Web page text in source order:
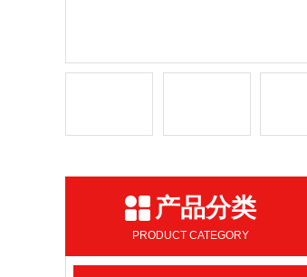
产品分类
PRODUCT CATEGORY